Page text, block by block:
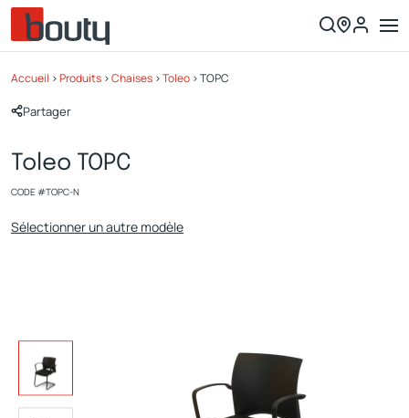
Accueil >Produits >Chaises >Toleo >TOPC
Partager
Toleo TOPC
CODE #TOPC-N
Sélectionner un autre modèle